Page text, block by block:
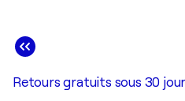
Retours gratuits sous 30